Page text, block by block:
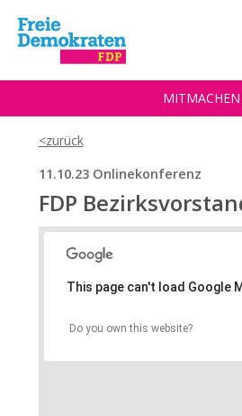
MITMACHEN
11.10.23 Onlinekonferenz
FDP
This page can't load Google
Do you own this website?